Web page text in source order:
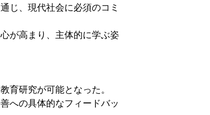
じ、現代社会に必須のコミ
が高まり、主体的に学ぶ姿
育研究が可能となった。
への具体的なフィードバッ